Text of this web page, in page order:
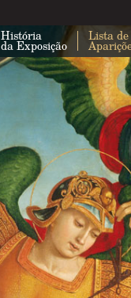
História
da Exposição
Lista de